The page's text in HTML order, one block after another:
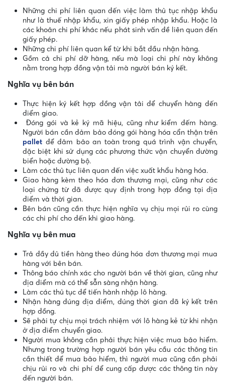
Những chi phí liên quan đến việc làm thủ tục nhập khẩu
như là thuế nhập khẩu, xin giấy phép nhập khẩu. Hoặc là
các khoản chi phí khác nếu phát sinh vấn đề liên quan đến
giấy phép.
Những chi phí liên quan kể từ khi bắt đầu nhận hàng.
Gồm cả chi phí dỡ hàng, nếu mà loại chi phí này không
nằm trong hợp đồng vận tải mà người bán ký kết.
Nghĩa vụ bên bán
Thực hiện ký kết hợp đồng vận tải để chuyển hàng đến
điểm giao.
Đóng gói và kẻ ký mã hiệu, cũng như kiểm đếm hàng.
Người bán cần đảm bảo đóng gói hàng hóa cẩn thận trên
pallet để đảm bảo an toàn trong quá trình vận chuyển,
đặc biệt khi sử dụng các phương thức vận chuyển đường
biển hoặc đường bộ.
Làm các thủ tục liên quan đến việc xuất khẩu hàng hóa.
Giao hàng kèm theo hóa đơn thương mại, cũng như các
loại chứng từ đã được quy định trong hợp đồng tại địa
điểm và thời gian.
Bên bán cũng cần thực hiện nghĩa vụ chịu mọi rủi ro cùng
các chi phí cho đến khi giao hàng.
Nghĩa vụ bên mua
Trả đầy đủ tiền hàng theo đúng hóa đơn thương mại mua
hàng với bên bán.
Thông báo chính xác cho người bán về thời gian, cũng như
địa điểm mà có thể sẵn sàng nhận hàng.
Làm các thủ tục để tiến hành nhập lô hàng.
Nhận hàng đúng địa điểm, đúng thời gian đã ký kết trên
hợp đồng.
Sẽ phải tự chịu mọi trách nhiệm với lô hàng kẻ từ khi nhận
ở địa điểm chuyển giao.
Người mua không cần phải thực hiện việc mua bảo hiểm.
Nhưng trong trường hợp người bán yêu cầu các thông tin
cần thiết để mua bảo hiểm, thì người mua cũng cần phải
chịu rủi ro và chi phí để cung cấp được các thông tin này
đến người bán.